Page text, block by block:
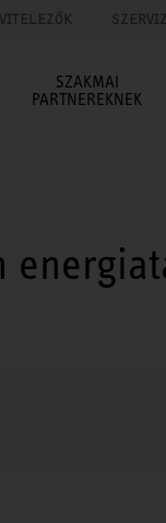
SZERVIZ
SZAKMAI
PARTNEREKNEK